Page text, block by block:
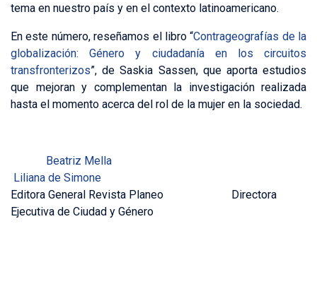
tema en nuestro país y en el contexto latinoamericano.
En este número, reseñamos el libro “Contrageografías de la
globalización: Género y ciudadanía en los circuitos
transfronterizos”, de Saskia Sassen, que aporta estudios
que mejoran y complementan la investigación realizada
hasta el momento acerca del rol de la mujer en la sociedad.
Beatriz Mella
Liliana de Simone
Editora General Revista Planeo Directora
Ejecutiva de Ciudad y Género